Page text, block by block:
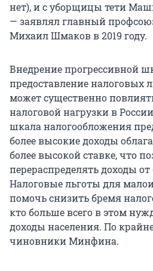
нет), и с уборщицы тети
— заявлял главный
Михаил Шмаков в 2019 году.
Внедрение прогрессивной
предоставление налоговых
может существенно
налоговой нагрузки в
шкала налогообложения
более высокие доходы
более высокой ставке, что
перераспределять доходы
Налоговые льготы для
помочь снизить бремя
кто больше всего в этом
доходы населения. По
чиновники Минфина.